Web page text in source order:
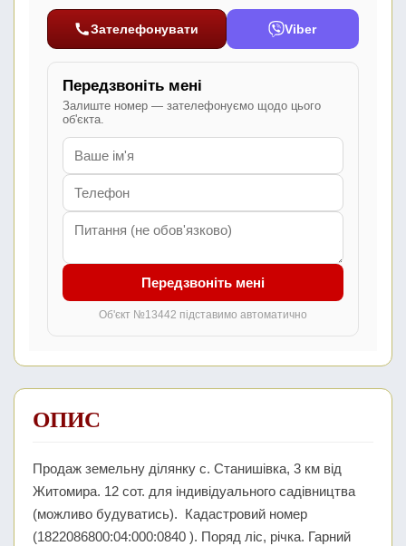
Зателефонувати Viber
Передзвоніть мені
Залиште номер — зателефонуємо щодо цього
об'єкта.
Передзвоніть мені
Об'єкт №13442 підставимо автоматично
ОПИС
Продаж земельну ділянку с. Станишівка, 3 км від
Житомира. 12 сот. для індивідуального садівництва
(можливо будуватись). Кадастровий номер
(1822086800:04:000:0840 ). Поряд ліс, річка. Гарний